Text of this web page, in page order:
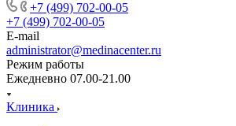
+7 (499) 702-00-05
+7 (499) 702-00-05
E-mail
administrator@medinacenter.ru
Режим работы
Ежедневно 07.00-21.00
Клиника